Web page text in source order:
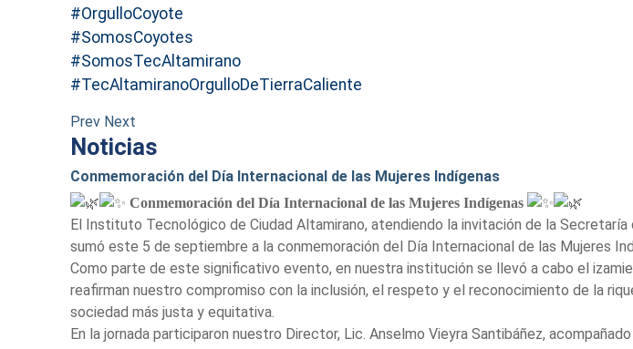
#OrgulloCoyote
#SomosCoyotes
#SomosTecAltamirano
#TecAltamiranoOrgulloDeTierraCaliente
Prev Next
Noticias
Conmemoración del Día Internacional de las Mujeres Indígenas
Conmemoración del Día Internacional de las Mujeres Indígenas
El Instituto Tecnológico de Ciudad Altamirano, atendiendo la invitación de la
sumó este 5 de septiembre a la conmemoración del Día Internacional de las Mujeres
Como parte de este significativo evento, en nuestra institución se llevó a cabo el
reafirman nuestro compromiso con la inclusión, el respeto y el reconocimiento de la
sociedad más justa y equitativa.
En la jornada participaron nuestro Director, Lic. Anselmo Vieyra Santibáñez,